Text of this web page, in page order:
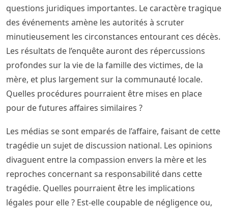
questions juridiques importantes. Le caractère tragique
des événements amène les autorités à scruter
minutieusement les circonstances entourant ces décès.
Les résultats de l’enquête auront des répercussions
profondes sur la vie de la famille des victimes, de la
mère, et plus largement sur la communauté locale.
Quelles procédures pourraient être mises en place
pour de futures affaires similaires ?
Les médias se sont emparés de l’affaire, faisant de cette
tragédie un sujet de discussion national. Les opinions
divaguent entre la compassion envers la mère et les
reproches concernant sa responsabilité dans cette
tragédie. Quelles pourraient être les implications
légales pour elle ? Est-elle coupable de négligence ou,